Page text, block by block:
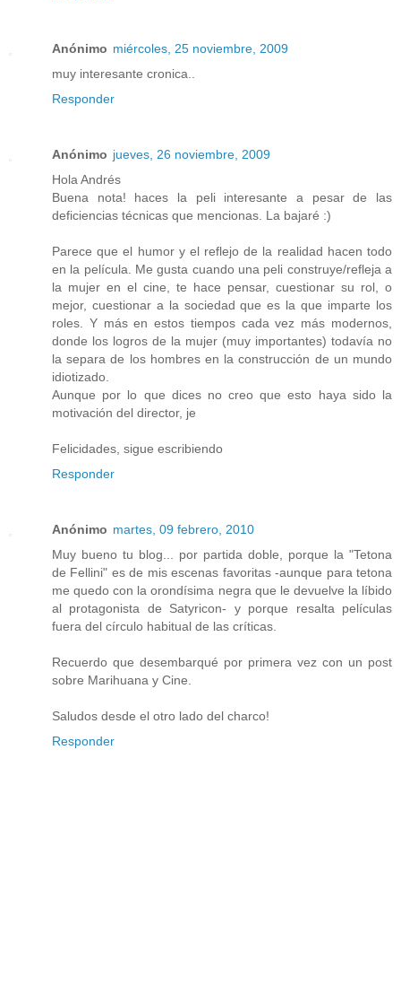
Anónimo miércoles, 25 noviembre, 2009
muy interesante cronica..
Responder
Anónimo jueves, 26 noviembre, 2009
Hola Andrés
Buena nota! haces la peli interesante a pesar de las
deficiencias técnicas que mencionas. La bajaré :)
Parece que el humor y el reflejo de la realidad hacen todo
en la película. Me gusta cuando una peli construye/refleja a
la mujer en el cine, te hace pensar, cuestionar su rol, o
mejor, cuestionar a la sociedad que es la que imparte los
roles. Y más en estos tiempos cada vez más modernos,
donde los logros de la mujer (muy importantes) todavía no
la separa de los hombres en la construcción de un mundo
idiotizado.
Aunque por lo que dices no creo que esto haya sido la
motivación del director, je
Felicidades, sigue escribiendo
Responder
Anónimo martes, 09 febrero, 2010
Muy bueno tu blog... por partida doble, porque la "Tetona
de Fellini" es de mis escenas favoritas -aunque para tetona
me quedo con la orondísima negra que le devuelve la líbido
al protagonista de Satyricon- y porque resalta películas
fuera del círculo habitual de las críticas.
Recuerdo que desembarqué por primera vez con un post
sobre Marihuana y Cine.
Saludos desde el otro lado del charco!
Responder